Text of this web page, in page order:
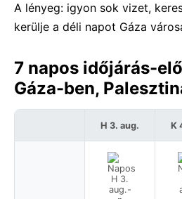
A lényeg: igyon sok vizet,
kerülje a déli napot Gáza
7 napos időjárás-
Gáza-ben,
H 3. aug. K